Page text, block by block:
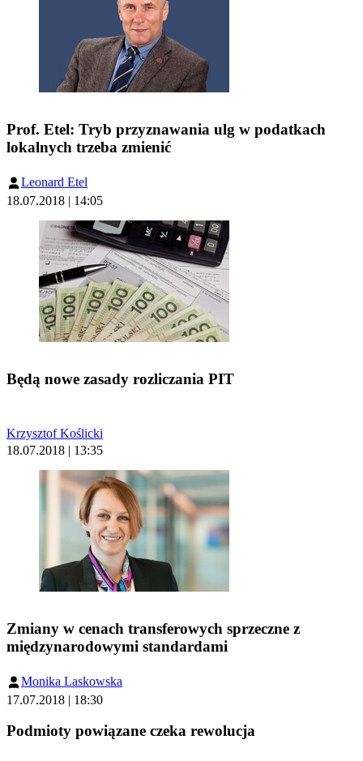
Prof. Etel: Tryb przyznawania ulg w podatkach
lokalnych trzeba zmienić
Leonard Etel
18.07.2018 | 14:05
Będą nowe zasady rozliczania PIT
Krzysztof Koślicki
18.07.2018 | 13:35
Zmiany w cenach transferowych sprzeczne z
międzynarodowymi standardami
Monika Laskowska
17.07.2018 | 18:30
Podmioty powiązane czeka rewolucja